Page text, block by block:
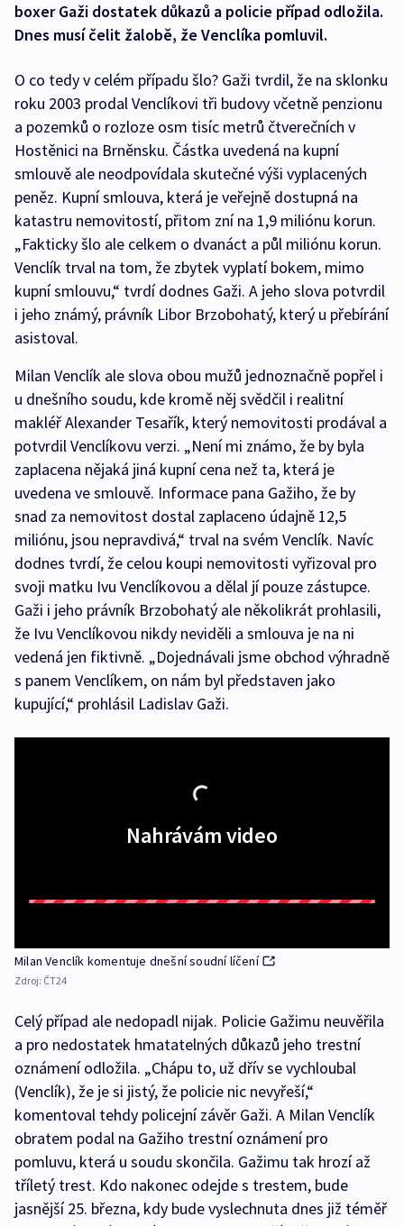
boxer Gaži dostatek důkazů a policie případ odložila.
Dnes musí čelit žalobě, že Venclíka pomluvil.
O co tedy v celém případu šlo? Gaži tvrdil, že na sklonku
roku 2003 prodal Venclíkovi tři budovy včetně penzionu
a pozemků o rozloze osm tisíc metrů čtverečních v
Hostěnici na Brněnsku. Částka uvedená na kupní
smlouvě ale neodpovídala skutečné výši vyplacených
peněz. Kupní smlouva, která je veřejně dostupná na
katastru nemovitostí, přitom zní na 1,9 miliónu korun.
„Fakticky šlo ale celkem o dvanáct a půl miliónu korun.
Venclík trval na tom, že zbytek vyplatí bokem, mimo
kupní smlouvu,“ tvrdí dodnes Gaži. A jeho slova potvrdil
i jeho známý, právník Libor Brzobohatý, který u přebírání
asistoval.
Milan Venclík ale slova obou mužů jednoznačně popřel i
u dnešního soudu, kde kromě něj svědčil i realitní
makléř Alexander Tesařík, který nemovitosti prodával a
potvrdil Venclíkovu verzi. „Není mi známo, že by byla
zaplacena nějaká jiná kupní cena než ta, která je
uvedena ve smlouvě. Informace pana Gažiho, že by
snad za nemovitost dostal zaplaceno údajně 12,5
miliónu, jsou nepravdivá,“ trval na svém Venclík. Navíc
dodnes tvrdí, že celou koupi nemovitosti vyřizoval pro
svoji matku Ivu Venclíkovou a dělal jí pouze zástupce.
Gaži i jeho právník Brzobohatý ale několikrát prohlasili,
že Ivu Venclíkovou nikdy neviděli a smlouva je na ni
vedená jen fiktivně. „Dojednávali jsme obchod výhradně
s panem Venclíkem, on nám byl představen jako
kupující,“ prohlásil Ladislav Gaži.
Nahrávám video
Milan Venclík komentuje dnešní soudní líčení
Zdroj: ČT24
Celý případ ale nedopadl nijak. Policie Gažimu neuvěřila
a pro nedostatek hmatatelných důkazů jeho trestní
oznámení odložila. „Chápu to, už dřív se vychloubal
(Venclík), že je si jistý, že policie nic nevyřeší,“
komentoval tehdy policejní závěr Gaži. A Milan Venclík
obratem podal na Gažiho trestní oznámení pro
pomluvu, která u soudu skončila. Gažimu tak hrozí až
tříletý trest. Kdo nakonec odejde s trestem, bude
jasnější 25. března, kdy bude vyslechnuta dnes již téměř